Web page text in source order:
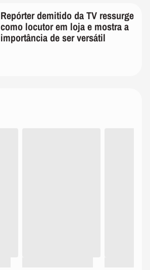
Repórter demitido da TV ressurge
como locutor em loja e mostra a
importância de ser versátil